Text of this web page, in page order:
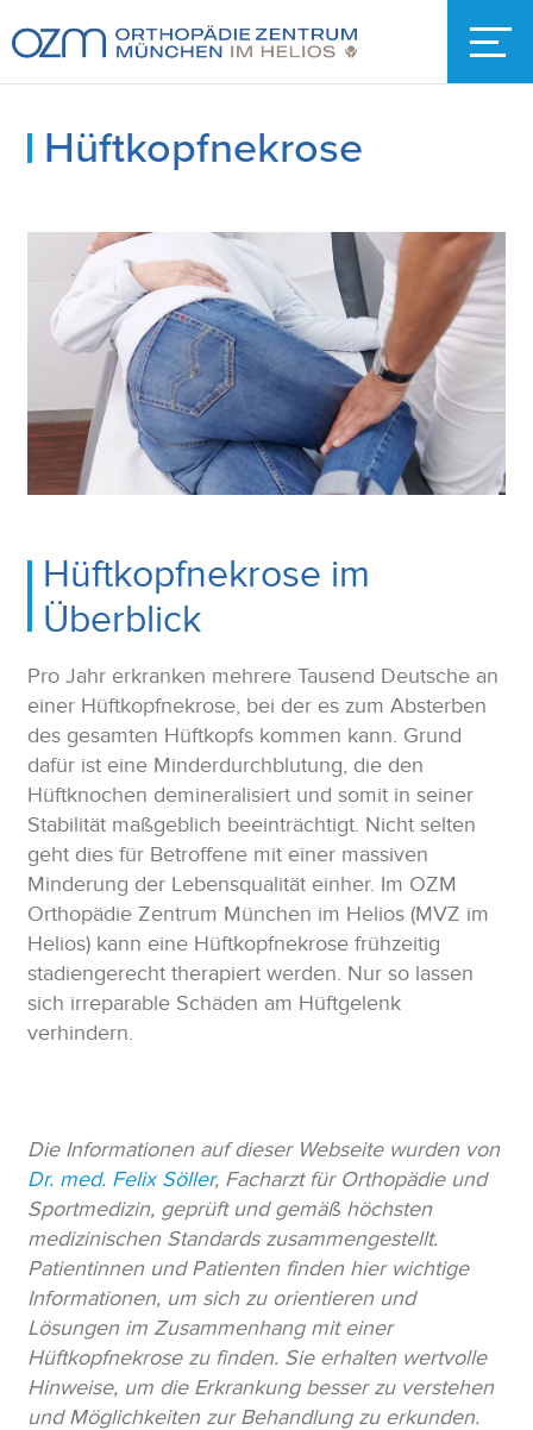
Hüftkopfnekrose
Hüftkopfnekrose im
Überblick
Pro Jahr erkranken mehrere Tausend Deutsche an
einer Hüftkopfnekrose, bei der es zum Absterben
des gesamten Hüftkopfs kommen kann. Grund
dafür ist eine Minderdurchblutung, die den
Hüftknochen demineralisiert und somit in seiner
Stabilität maßgeblich beeinträchtigt. Nicht selten
geht dies für Betroffene mit einer massiven
Minderung der Lebensqualität einher. Im OZM
Orthopädie Zentrum München im Helios (MVZ im
Helios) kann eine Hüftkopfnekrose frühzeitig
stadiengerecht therapiert werden. Nur so lassen
sich irreparable Schäden am Hüftgelenk
verhindern.
Die Informationen auf dieser Webseite wurden von
Dr. med. Felix Söller, Facharzt für Orthopädie und
Sportmedizin, geprüft und gemäß höchsten
medizinischen Standards zusammengestellt.
Patientinnen und Patienten finden hier wichtige
Informationen, um sich zu orientieren und
Lösungen im Zusammenhang mit einer
Hüftkopfnekrose zu finden. Sie erhalten wertvolle
Hinweise, um die Erkrankung besser zu verstehen
und Möglichkeiten zur Behandlung zu erkunden.